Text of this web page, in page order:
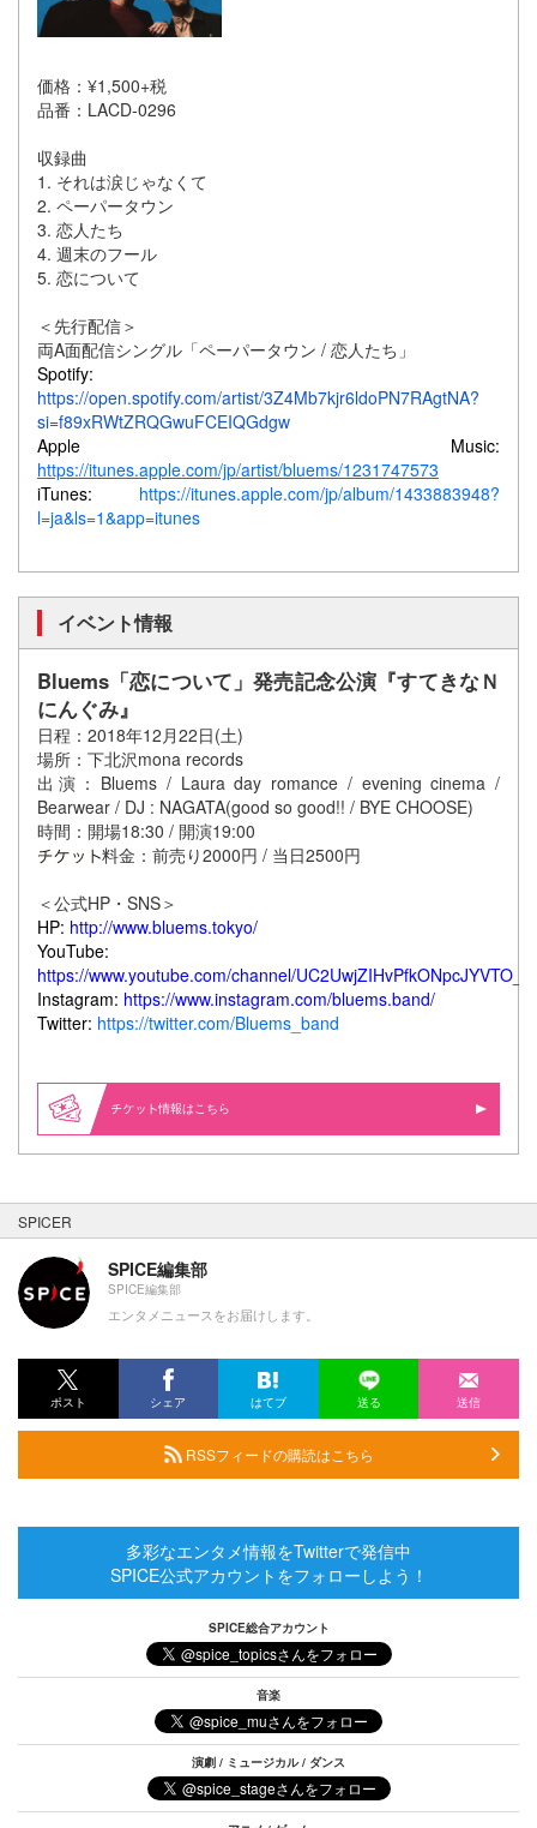
価格：¥1,500+税
品番：LACD-0296
収録曲
1. それは涙じゃなくて
2. ペーパータウン
3. 恋人たち
4. 週末のフール
5. 恋について
＜先行配信＞
両A面配信シングル「ペーパータウン / 恋人たち」
Spotify:
https://open.spotify.com/artist/3Z4Mb7kjr6ldoPN7RAgtNA?
si=f89xRWtZRQGwuFCEIQGdgw
Apple Music:
https://itunes.apple.com/jp/artist/bluems/1231747573
iTunes: https://itunes.apple.com/jp/album/1433883948?
l=ja&ls=1&app=itunes
イベント情報
Bluems「恋について」発売記念公演『すてきなＮ
にんぐみ』
日程：2018年12月22日(土)
場所：下北沢mona records
出演：Bluems / Laura day romance / evening cinema /
Bearwear / DJ : NAGATA(good so good!! / BYE CHOOSE)
時間：開場18:30 / 開演19:00
料金：前売り2000円 / 当日2500円
＜公式HP・SNS＞
HP: http://www.bluems.tokyo/
YouTube:
https://www.youtube.com/channel/UC2UwjZIHvPfkONpcJYVTO_g
Instagram: https://www.instagram.com/bluems.band/
Twitter: https://twitter.com/Bluems_band
情報はこちら
SPICER
SPICE編集部
SPICE編集部
エンタメニュースをお届けします。
ポスト シェア はてブ 送る 送信
RSSフィードの購読はこちら
多彩なエンタメ情報をTwitterで発信中
SPICE公式アカウントをフォローしよう！
SPICE総合アカウント
音楽
演劇 / ミュージカル / ダンス